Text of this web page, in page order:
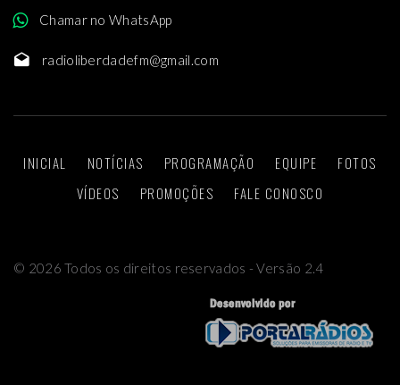
Chamar no WhatsApp
radioliberdadefm@gmail.com
INICIAL NOTÍCIAS PROGRAMAÇÃO EQUIPE
FOTOS
VÍDEOS
PROMOÇÕES FALE CONOSCO
© 2026 Todos os direitos reservados - Versão 2.4